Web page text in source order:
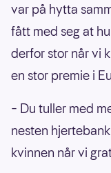
var på hytta
fått med seg at
derfor stor når vi
en stor premie i
– Du tuller med
nesten
kvinnen når vi